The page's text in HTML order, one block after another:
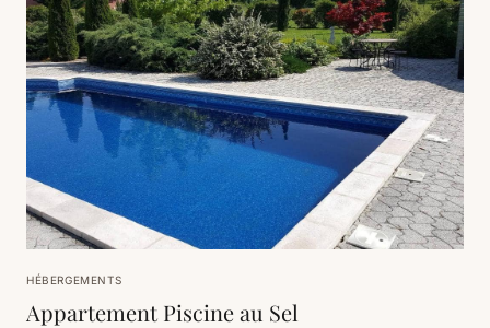
HÉBERGEMENTS
Appartement Piscine au Sel